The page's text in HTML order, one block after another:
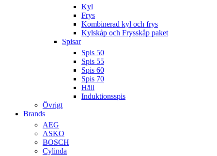
Kyl
Frys
Kombinerad kyl och frys
Kylskåp och Frysskåp paket
Spisar
Spis 50
Spis 55
Spis 60
Spis 70
Häll
Induktionsspis
Övrigt
Brands
AEG
ASKO
BOSCH
Cylinda